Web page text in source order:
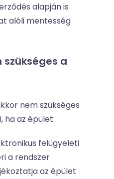
alapján is
alóli mentesség
a
nem szükséges
ha az épület:
felügyeleti
a rendszer
az épület